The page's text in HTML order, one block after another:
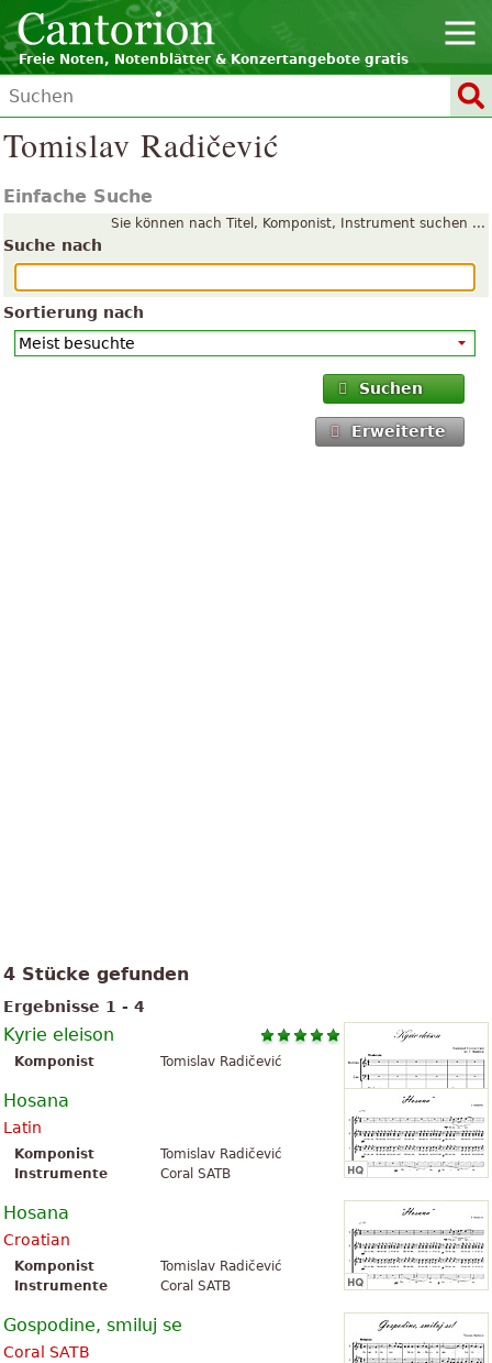
Freie Noten, Notenblätter & Konzertangebote gratis
Tomislav Radičević
Einfache Suche
Sie können nach Titel, Komponist, Instrument suchen ...
Suche nach
Sortierung nach
Suchen
Erweiterte
4 Stücke gefunden
Ergebnisse 1 - 4
Kyrie eleison
Komponist Tomislav Radičević
Hosana
Latin
Komponist
Tomislav Radičević
Instrumente
Coral SATB
Hosana
Croatian
Komponist
Tomislav Radičević
Instrumente
Coral SATB
Gospodine, smiluj se
Coral SATB